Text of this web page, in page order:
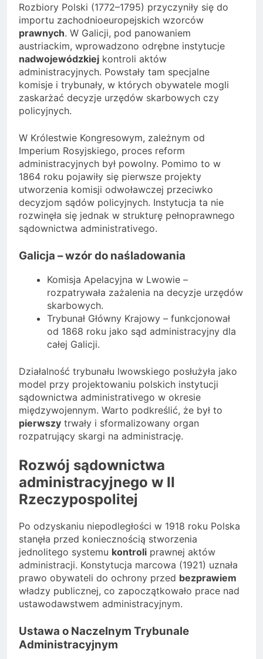
Rozbiory Polski (1772–1795) przyczyniły się do
importu zachodnioeuropejskich wzorców
prawnych. W Galicji, pod panowaniem
austriackim, wprowadzono odrębne instytucje
nadwojewódzkiej kontroli aktów
administracyjnych. Powstały tam specjalne
komisje i trybunały, w których obywatele mogli
zaskarżać decyzje urzędów skarbowych czy
policyjnych.
W Królestwie Kongresowym, zależnym od
Imperium Rosyjskiego, proces reform
administracyjnych był powolny. Pomimo to w
1864 roku pojawiły się pierwsze projekty
utworzenia komisji odwoławczej przeciwko
decyzjom sądów policyjnych. Instytucja ta nie
rozwinęła się jednak w strukturę pełnoprawnego
sądownictwa administrativego.
Galicja – wzór do naśladowania
Komisja Apelacyjna w Lwowie –
rozpatrywała zażalenia na decyzje urzędów
skarbowych.
Trybunał Główny Krajowy – funkcjonował
od 1868 roku jako sąd administracyjny dla
całej Galicji.
Działalność trybunału lwowskiego posłużyła jako
model przy projektowaniu polskich instytucji
sądownictwa administrativego w okresie
międzywojennym. Warto podkreślić, że był to
pierwszy trwały i sformalizowany organ
rozpatrujący skargi na administrację.
Rozwój sądownictwa
administracyjnego w II
Rzeczypospolitej
Po odzyskaniu niepodległości w 1918 roku Polska
stanęła przed koniecznością stworzenia
jednolitego systemu kontroli prawnej aktów
administracji. Konstytucja marcowa (1921) uznała
prawo obywateli do ochrony przed bezprawiem
władzy publicznej, co zapoczątkowało prace nad
ustawodawstwem administracyjnym.
Ustawa o Naczelnym Trybunale
Administracyjnym